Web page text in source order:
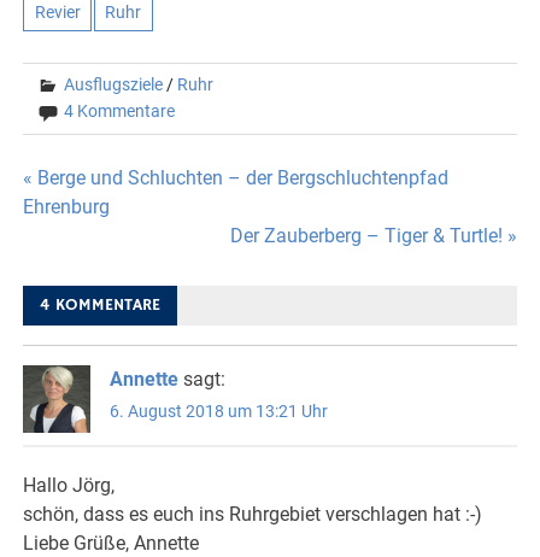
Revier Ruhr
Ausflugsziele / Ruhr
4 Kommentare
Beitragsnavigation
« Berge und Schluchten – der Bergschluchtenpfad
Ehrenburg
Der Zauberberg – Tiger & Turtle! »
4 KOMMENTARE
Annette sagt:
6. August 2018 um 13:21 Uhr
Hallo Jörg,
schön, dass es euch ins Ruhrgebiet verschlagen hat :-)
Liebe Grüße, Annette